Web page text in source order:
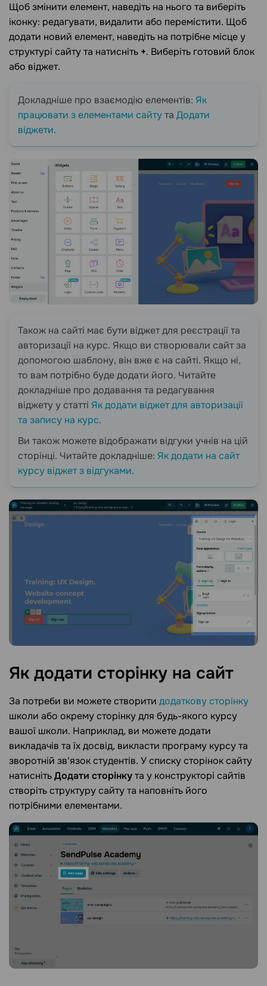
Щоб змінити елемент, наведіть на нього та виберіть
іконку: редагувати, видалити або перемістити. Щоб
додати новий елемент, наведіть на потрібне місце у
структурі сайту та натисніть +. Виберіть готовий блок
або віджет.
Докладніше про взаємодію елементів: Як
працювати з елементами сайтута Додати
віджети.
Також на сайті має бути віджет для реєстрації та
авторизації на курс. Якщо ви створювали сайт за
допомогою шаблону, він вже є на сайті. Якщо ні,
то вам потрібно буде додати його. Читайте
докладніше про додавання та редагування
віджету у статті Як додати віджет для авторизації
та запису на курс.
Ви також можете відображати відгуки учнів на цій
сторінці. Читайте докладніше: Як додати на сайт
курсу віджет з відгуками.
Як додати сторінку на сайт
За потреби ви можете створити додаткову сторінку
школи або окрему сторінку для будь-якого курсу
вашої школи. Наприклад, ви можете додати
викладачів та їх досвід, викласти програму курсу та
зворотній зв'язок студентів. У списку сторінок сайту
натиснітьДодати сторінкута у конструкторі сайтів
створіть структуру сайту та наповніть його
потрібними елементами.